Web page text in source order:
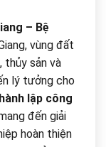
– Bệ
vùng đất
thủy sản và
lý tưởng cho
lập công
đến giải
hoàn thiện